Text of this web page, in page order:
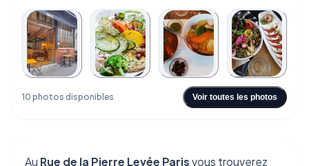
+6
10 photos disponibles Voir toutes les photos
Au Rue de la Pierre Levée Parisvous trouverez